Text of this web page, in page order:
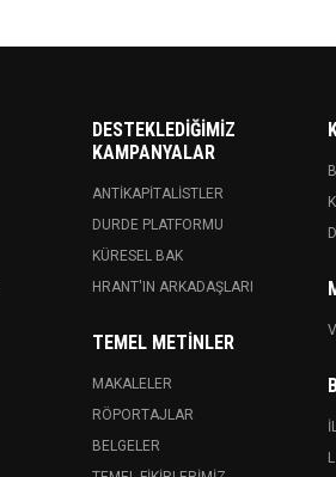
DESTEKLEDIĞIMIZ
KAMPANYALAR
ANTIKAPITALISTLER
DURDE PLATFORMU
KÜRESEL BAK
HRANT'IN ARKADAŞLARI
TEMEL METINLER
MAKALELER
RÖPORTAJLAR
BELGELER